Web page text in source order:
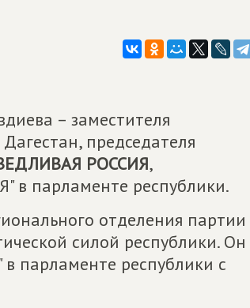
– заместителя
председателя
РОССИЯ,
в парламенте республики.
отделения партии
силой республики. Он
парламенте республики с